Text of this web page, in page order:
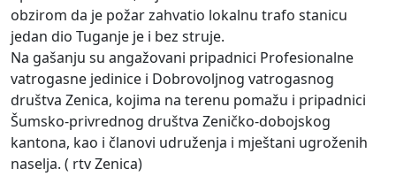
obzirom da je požar zahvatio lokalnu trafo stanicu
jedan dio Tuganje je i bez struje.
Na gašanju su angažovani pripadnici Profesionalne
vatrogasne jedinice i Dobrovoljnog vatrogasnog
društva Zenica, kojima na terenu pomažu i pripadnici
Šumsko-privrednog društva Zeničko-dobojskog
kantona, kao i članovi udruženja i mještani ugroženih
naselja. ( rtv Zenica)